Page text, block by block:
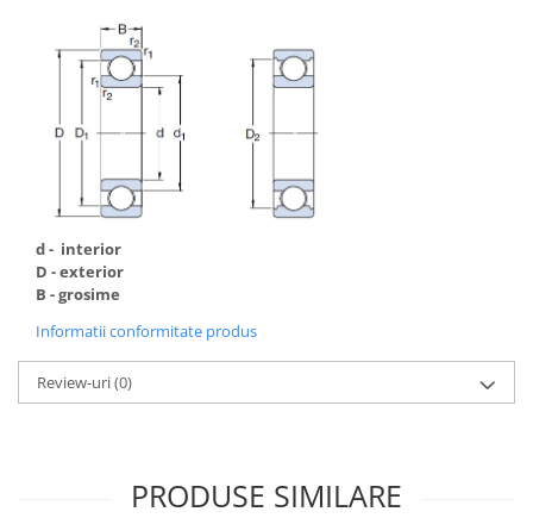
d - interior
D - exterior
B - grosime
Informatii conformitate produs
Review-uri(0)
PRODUSE SIMILARE